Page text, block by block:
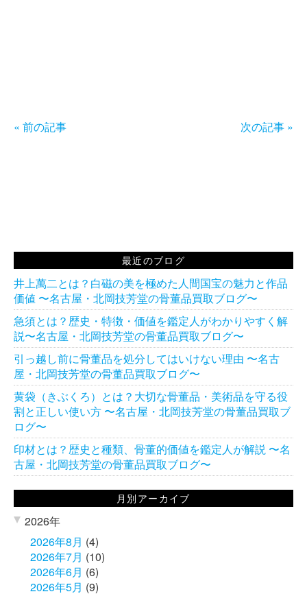
« 前の記事 次の記事 »
最近のブログ
井上萬二とは？白磁の美を極めた人間国宝の魅力と作品
価値 〜名古屋・北岡技芳堂の骨董品買取ブログ〜
急須とは？歴史・特徴・価値を鑑定人がわかりやすく解
説〜名古屋・北岡技芳堂の骨董品買取ブログ〜
引っ越し前に骨董品を処分してはいけない理由 〜名古
屋・北岡技芳堂の骨董品買取ブログ〜
黄袋（きぶくろ）とは？大切な骨董品・美術品を守る役
割と正しい使い方 〜名古屋・北岡技芳堂の骨董品買取ブ
ログ〜
印材とは？歴史と種類、骨董的価値を鑑定人が解説 〜名
古屋・北岡技芳堂の骨董品買取ブログ〜
月別アーカイブ
2026年
2026年8月 (4)
2026年7月 (10)
2026年6月 (6)
2026年5月 (9)